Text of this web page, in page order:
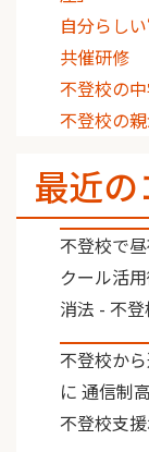
自分らし
共催研修
不登校の
不登校の
最近の
不登校で
クール活
消法 - 不
不登校か
に 通信制
不登校支